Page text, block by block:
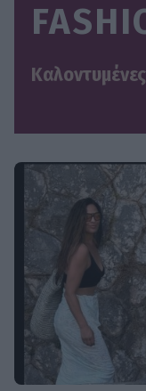
Καλοντυμένες